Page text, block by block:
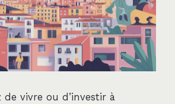
de vivre ou d’investir à